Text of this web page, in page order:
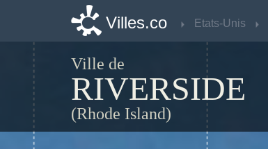
Villes.co Etats-Unis
Ville de
RIVERSIDE
(Rhode Island)
Villes.co Etats-Unis